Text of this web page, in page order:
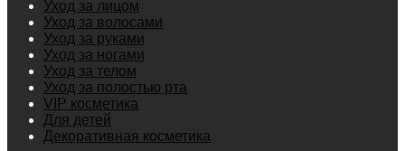
Уход за лицом
Уход за волосами
Уход за руками
Уход за ногами
Уход за телом
Уход за полостью рта
VIP косметика
Для детей
Декоративная косметика